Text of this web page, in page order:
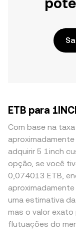
ETB para
Com base na
adquirir 5 1inch
opção, se você
0,074013 ETB,
uma estimativa
mas o valor
flutuações do